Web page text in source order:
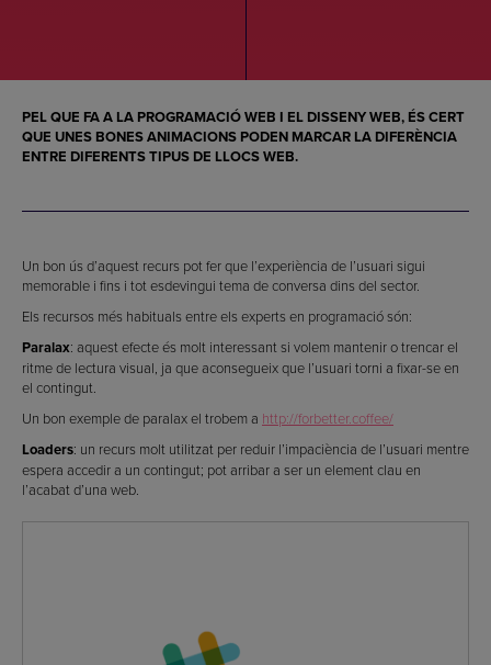
PEL QUE FA A LA PROGRAMACIÓ WEB I EL DISSENY WEB, ÉS CERT
QUE UNES BONES ANIMACIONS PODEN MARCAR LA DIFERÈNCIA
ENTRE DIFERENTS TIPUS DE LLOCS WEB.
Un bon ús d’aquest recurs pot fer que l’experiència de l’usuari sigui
memorable i fins i tot esdevingui tema de conversa dins del sector.
Els recursos més habituals entre els experts en programació són:
Paralax: aquest efecte és molt interessant si volem mantenir o trencar el
ritme de lectura visual, ja que aconsegueix que l’usuari torni a fixar-se en
el contingut.
Un bon exemple de paralax el trobem a http://forbetter.coffee/
Loaders: un recurs molt utilitzat per reduir l’impaciència de l’usuari mentre
espera accedir a un contingut; pot arribar a ser un element clau en
l’acabat d’una web.